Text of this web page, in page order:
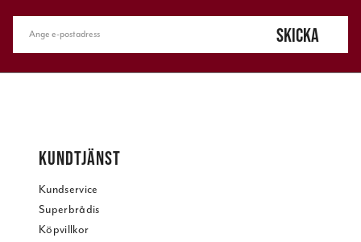
SKICKA
KUNDTJÄNST
Kundservice
Superbrådis
Köpvillkor